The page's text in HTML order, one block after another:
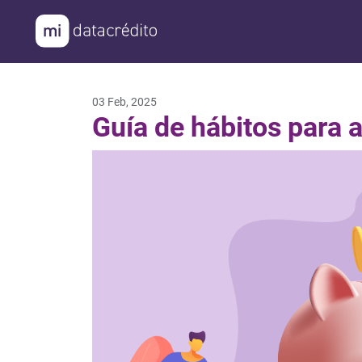
Consultar mi
Mejora mi
Protege mi
Evita el Fraude
03 Feb, 2025
Guía de hábitos para